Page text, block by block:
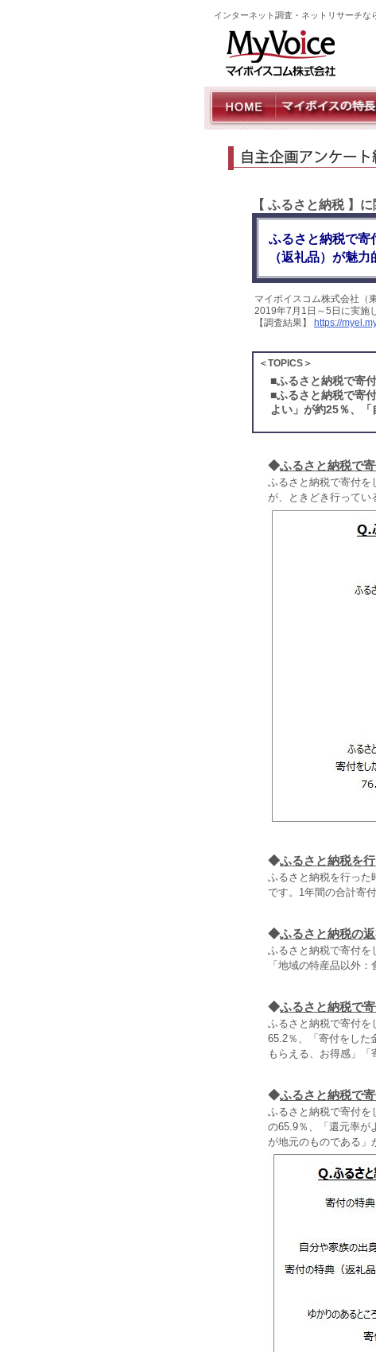
インターネット調査・ネットリサーチな
【 ふるさと納税 】
ふるさと納税で寄
（返礼品）が魅
マイボイスコム株式会社（
2019年7月1日～5日に実施
【調査結果】
https://
＜TOPICS＞
■ふるさと納税で寄
■ふるさと納税で寄
よい」が約25％、
◆ふるさと納税で
ふるさと納税で寄付を
が、ときどき行ってい
◆ふるさと納税を
ふるさと納税を行った
です。1年間の合計寄
◆ふるさと納税の
ふるさと納税で寄付を
「地域の特産品以外
◆ふるさと納税で
ふるさと納税で寄付を
65.2％、「寄付をした
もらえる、お得感」「
◆ふるさと納税で
ふるさと納税で寄付を
の65.9％、「還元率が
が地元のものである」